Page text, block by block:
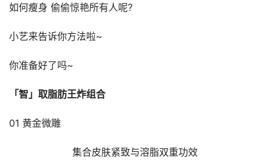
如何瘦身 偷偷惊艳所有人呢?
小艺来告诉你方法啦~
你准备好了吗~
「智」取脂肪王炸组合
01 黄金微雕
集合皮肤紧致与溶脂双重功效